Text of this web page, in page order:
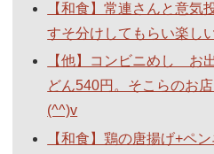
【和食】常連さんと意気
すそ分けしてもらい楽し
【他】コンビニめし お
どん540円。そこらのお
(^^)v
【和食】鶏の唐揚げ+ペ